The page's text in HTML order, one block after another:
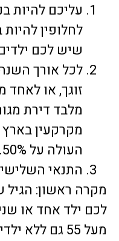
שיש לכם
לכל אורך
זוגך, או לאחד
מלבד דירת
מקרקעין בארץ
העולה על 50%.
התנאי
לכם ילד אחד או
מעל 55 גם ללא ילדים.